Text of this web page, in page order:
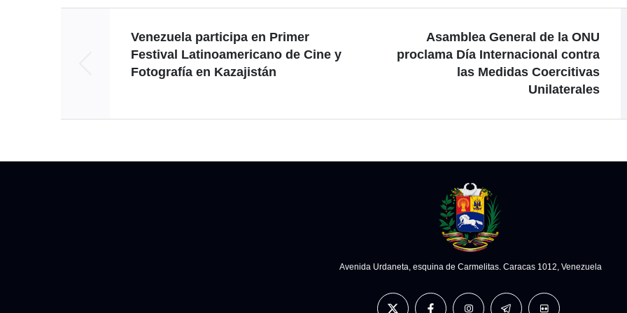
Venezuela participa en Primer
Festival Latinoamericano de Cine y
Fotografía en Kazajistán
Asamblea General de la ONU
proclama Día Internacional contra
las Medidas Coercitivas
Unilaterales
Avenida Urdaneta, esquina de Carmelitas. Caracas 1012, Venezuela